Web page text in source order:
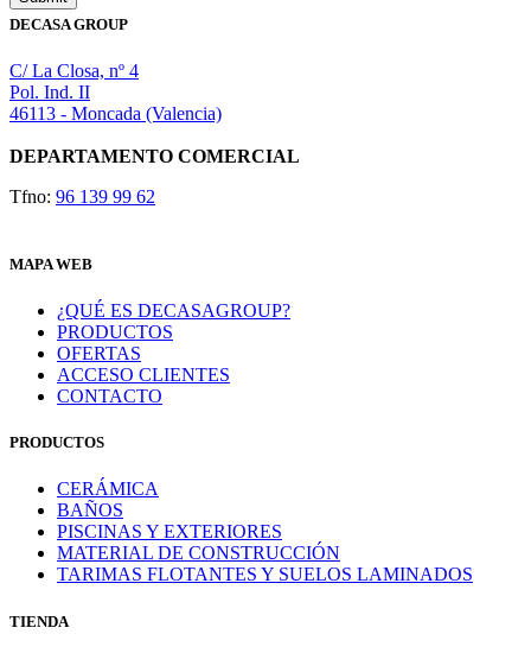
DECASA GROUP
C/ La Closa, nº 4
Pol. Ind. II
46113 - Moncada (Valencia)
DEPARTAMENTO COMERCIAL
Tfno: 96 139 99 62
MAPA WEB
¿QUÉ ES DECASAGROUP?
PRODUCTOS
OFERTAS
ACCESO CLIENTES
CONTACTO
PRODUCTOS
CERÁMICA
BAÑOS
PISCINAS Y EXTERIORES
MATERIAL DE CONSTRUCCIÓN
TARIMAS FLOTANTES Y SUELOS LAMINADOS
TIENDA